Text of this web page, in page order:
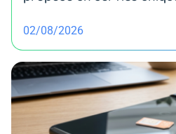
02/08/2026